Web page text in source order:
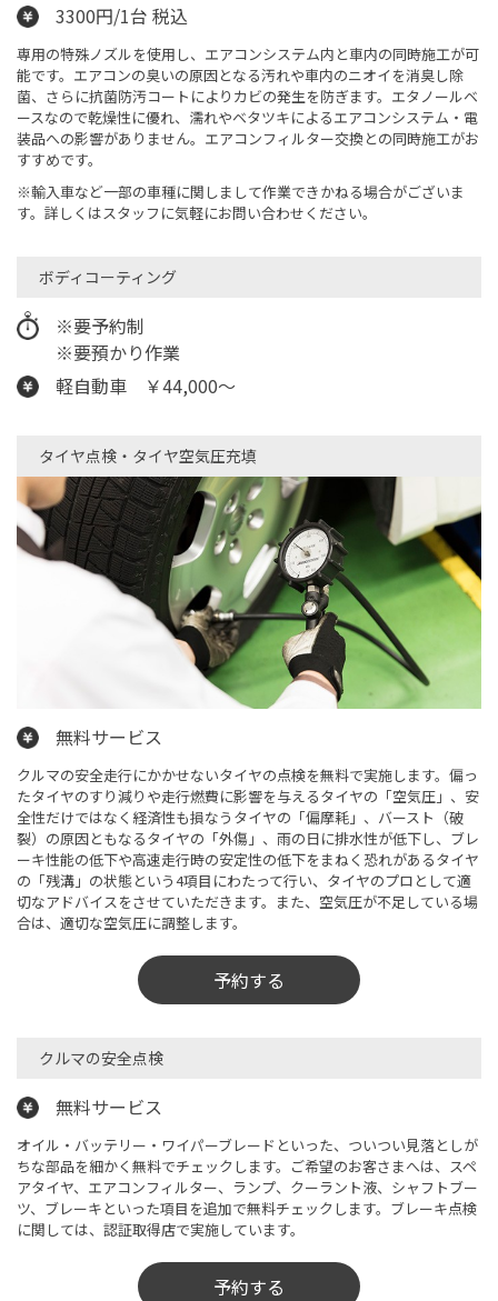
3300円/1台 税込
専用の特殊ノズルを使用し、エアコンシステム内と車内の同時施工が可
能です。エアコンの臭いの原因となる汚れや車内のニオイを消臭し除
菌、さらに抗菌防汚コートによりカビの発生を防ぎます。エタノールベ
ースなので乾燥性に優れ、濡れやベタツキによるエアコンシステム・電
装品への影響がありません。エアコンフィルター交換との同時施工がお
すすめです。
※輸入車など一部の車種に関しまして作業できかねる場合がございま
す。詳しくはスタッフに気軽にお問い合わせください。
ボディコーティング
※要予約制
※要預かり作業
軽自動車 ￥44,000～
タイヤ点検・タイヤ空気圧充填​
無料サービス
クルマの安全走行にかかせないタイヤの点検を無料で実施します。偏っ
たタイヤのすり減りや走行燃費に影響を与えるタイヤの「空気圧」、安
全性だけではなく経済性も損なうタイヤの「偏摩耗」、バースト（破
裂）の原因ともなるタイヤの「外傷」、雨の日に排水性が低下し、ブレ
ーキ性能の低下や高速走行時の安定性の低下をまねく恐れがあるタイヤ
の「残溝」の状態という4項目にわたって行い、タイヤのプロとして適
切なアドバイスをさせていただきます。また、空気圧が不足している場
合は、適切な空気圧に調整します。
予約する
クルマの安全点検​
無料サービス
オイル・バッテリー・ワイパーブレードといった、ついつい見落としが
ちな部品を細かく無料でチェックします。ご希望のお客さまへは、スペ
アタイヤ、エアコンフィルター、ランプ、クーラント液、シャフトブー
ツ、ブレーキといった項目を追加で無料チェックします。ブレーキ点検
に関しては、認証取得店で実施しています。
予約する